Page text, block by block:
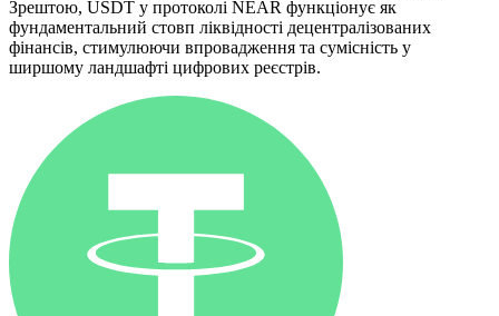
Зрештою, USDT у протоколі NEAR функціонує як
фундаментальний стовп ліквідності децентралізованих
фінансів, стимулюючи впровадження та сумісність у
ширшому ландшафті цифрових реєстрів.